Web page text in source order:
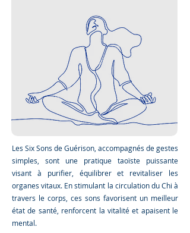
Les Six Sons de Guérison, accompagnés de gestes
simples, sont une pratique taoïste puissante
visant à purifier, équilibrer et revitaliser les
organes vitaux. En stimulant la circulation du Chi à
travers le corps, ces sons favorisent un meilleur
état de santé, renforcent la vitalité et apaisent le
mental.